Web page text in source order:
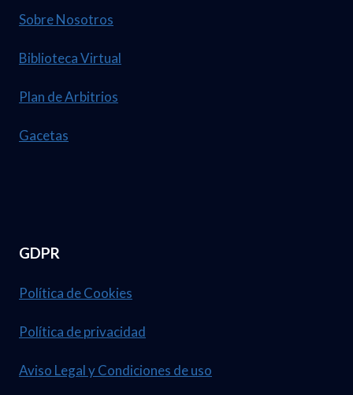
Sobre Nosotros
Biblioteca Virtual
Plan de Arbitrios
Gacetas
GDPR
Política de Cookies
Política de privacidad
Aviso Legal y Condiciones de uso